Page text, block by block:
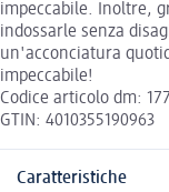
impeccabile. Inoltre,
indossarle senza
un'acconciatura
impeccabile!
Codice articolo dm:
GTIN: 4010355190963
Caratteristiche